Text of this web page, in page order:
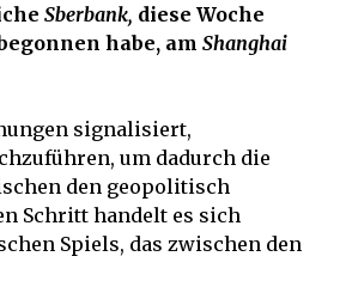
Sberbank, diese Woche
habe, am Shanghai
signalisiert,
um dadurch die
den geopolitisch
Schritt handelt es sich
Spiels, das zwischen den